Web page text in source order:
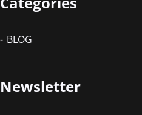
BLOG
Newsletter